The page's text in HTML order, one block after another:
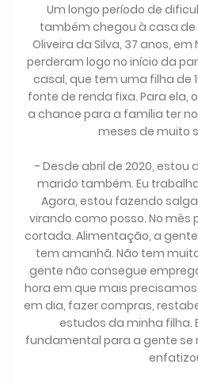
Um longo período de
também chegou à casa de
Oliveira da Silva, 37 anos, em
perderam logo no início da
casal, que tem uma filha de
fonte de renda fixa. Para ela,
a chance para a família ter
meses de muito
- Desde abril de 2020,
marido também. Eu
Agora, estou fazendo
virando como posso. No mês
cortada. Alimentação, a
tem amanhã. Não tem
gente não consegue
hora em que mais
em dia, fazer compras,
estudos da minha filha.
fundamental para a gente se